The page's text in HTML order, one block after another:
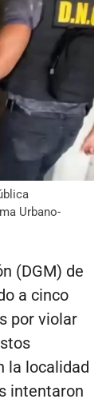
Urbano-
(DGM) de
a cinco
por violar
la localidad
intentaron